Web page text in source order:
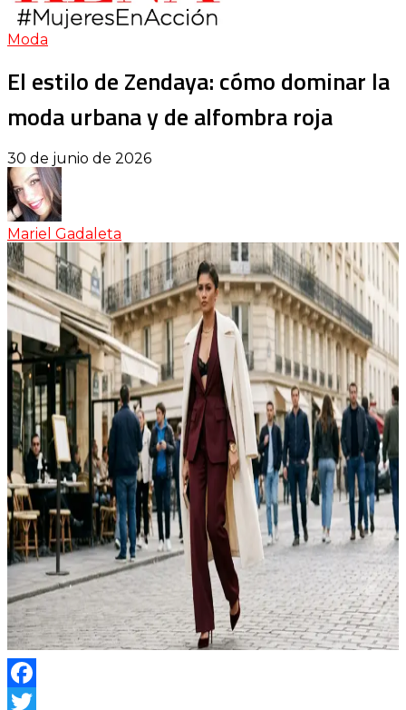
Moda
El estilo de Zendaya: cómo dominar la
moda urbana y de alfombra roja
30 de junio de 2026
Mariel Gadaleta
Facebook